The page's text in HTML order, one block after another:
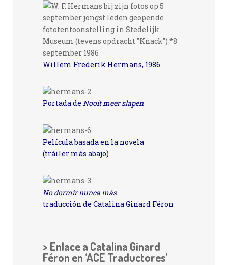
Willem Frederik Hermans, 1986
Portada de Nooit meer slapen
Película basada en la novela
(tráiler más abajo)
No dormir nunca más
traducción de Catalina Ginard Féron
> Enlace a Catalina Ginard
Féron en ‘ACE Traductores’